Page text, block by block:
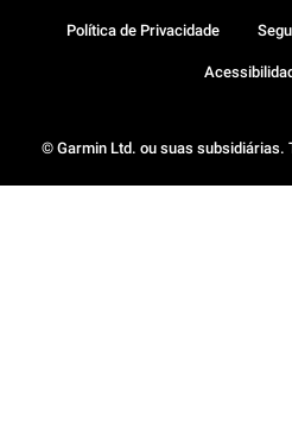
© Garmin Ltd. ou suas subsidiárias.
Política de Privacidade